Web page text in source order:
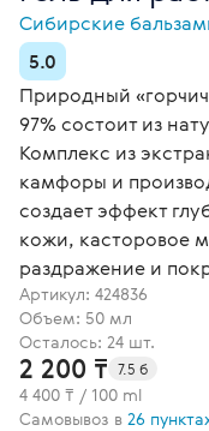
Сибирские
5.0
Природный
97% состоит из
Комплекс из
камфоры и
создает эффект
кожи, касторовое
раздражение и
Артикул: 424836
Объем: 50 мл
Осталось: 24 шт.
2 200 ₸ 7.5 б
4 400 ₸ / 100 ml
Самовывоз в 26